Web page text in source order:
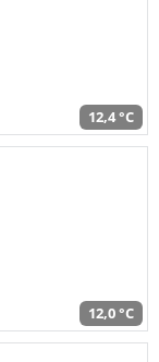
12,4 °C
12,0 °C